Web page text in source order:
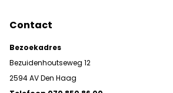
Contact
Bezoekadres
Bezuidenhoutseweg 12
2594 AV Den Haag